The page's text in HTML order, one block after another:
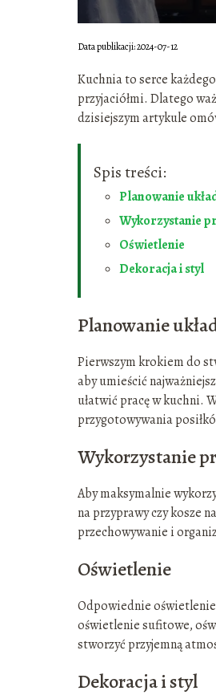
Data publikacji: 2024-07-12
Kuchnia to serce
przyjaciółmi. Dlatego
dzisiejszym artykule
Spis treści:
Planowanie
Wykorzystanie
Oświetlenie
Dekoracja i styl
Planowanie
Pierwszym krokiem do
aby umieścić
ułatwić pracę w kuchni.
przygotowywania
Wykorzystanie
Aby maksymalnie
na przyprawy czy kosze
przechowywanie i
Oświetlenie
Odpowiednie
oświetlenie sufitowe,
stworzyć przyjemną
Dekoracja i styl